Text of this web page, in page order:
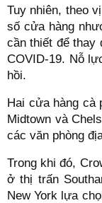
Tuy nhiên, theo
số cửa hàng
cần thiết để thay
COVID-19. Nỗ
hồi.
Hai cửa hàng cà
Midtown và
các văn phòng
Trong khi đó,
ở thị trấn
New York lựa